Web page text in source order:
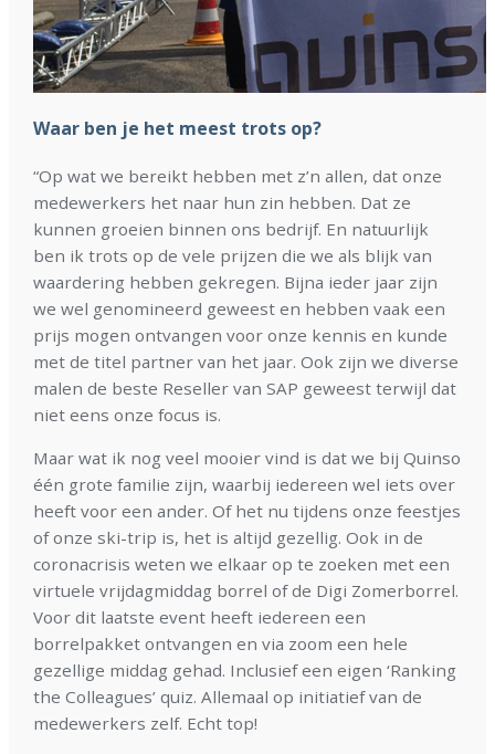
Waar ben je het meest trots op?
“Op wat we bereikt hebben met z’n allen, dat onze
medewerkers het naar hun zin hebben. Dat ze
kunnen groeien binnen ons bedrijf. En natuurlijk
ben ik trots op de vele prijzen die we als blijk van
waardering hebben gekregen. Bijna ieder jaar zijn
we wel genomineerd geweest en hebben vaak een
prijs mogen ontvangen voor onze kennis en kunde
met de titel partner van het jaar. Ook zijn we diverse
malen de beste Reseller van SAP geweest terwijl dat
niet eens onze focus is.
Maar wat ik nog veel mooier vind is dat we bij Quinso
één grote familie zijn, waarbij iedereen wel iets over
heeft voor een ander. Of het nu tijdens onze feestjes
of onze ski-trip is, het is altijd gezellig. Ook in de
coronacrisis weten we elkaar op te zoeken met een
virtuele vrijdagmiddag borrel of de Digi Zomerborrel.
Voor dit laatste event heeft iedereen een
borrelpakket ontvangen en via zoom een hele
gezellige middag gehad. Inclusief een eigen ‘Ranking
the Colleagues’ quiz. Allemaal op initiatief van de
medewerkers zelf. Echt top!